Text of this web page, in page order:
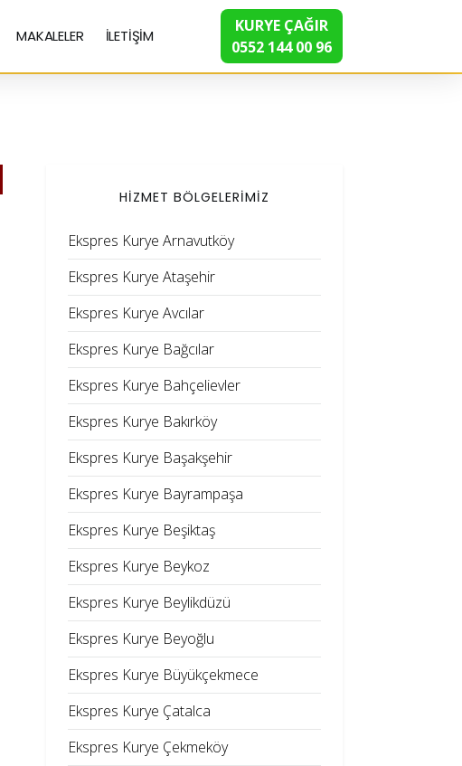
MAKALELER İLETİŞİM
KURYE ÇAĞIR
0552 144 00 96
HİZMET BÖLGELERİMİZ
Ekspres Kurye Arnavutköy
Ekspres Kurye Ataşehir
Ekspres Kurye Avcılar
Ekspres Kurye Bağcılar
Ekspres Kurye Bahçelievler
Ekspres Kurye Bakırköy
Ekspres Kurye Başakşehir
Ekspres Kurye Bayrampaşa
Ekspres Kurye Beşiktaş
Ekspres Kurye Beykoz
Ekspres Kurye Beylikdüzü
Ekspres Kurye Beyoğlu
Ekspres Kurye Büyükçekmece
Ekspres Kurye Çatalca
Ekspres Kurye Çekmeköy